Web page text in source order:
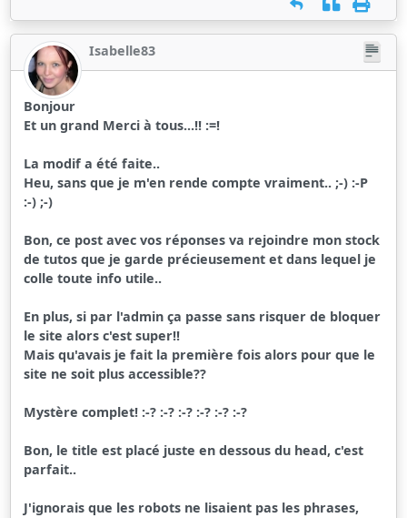
Isabelle83
Bonjour
Et un grand Merci à tous...!! :=!
La modif a été faite..
Heu, sans que je m'en rende compte vraiment.. ;-) :-P
:-) ;-)
Bon, ce post avec vos réponses va rejoindre mon stock
de tutos que je garde précieusement et dans lequel je
colle toute info utile..
En plus, si par l'admin ça passe sans risquer de bloquer
le site alors c'est super!!
Mais qu'avais je fait la première fois alors pour que le
site ne soit plus accessible??
Mystère complet! :-? :-? :-? :-? :-? :-?
Bon, le title est placé juste en dessous du head, c'est
parfait..
J'ignorais que les robots ne lisaient pas les phrases,